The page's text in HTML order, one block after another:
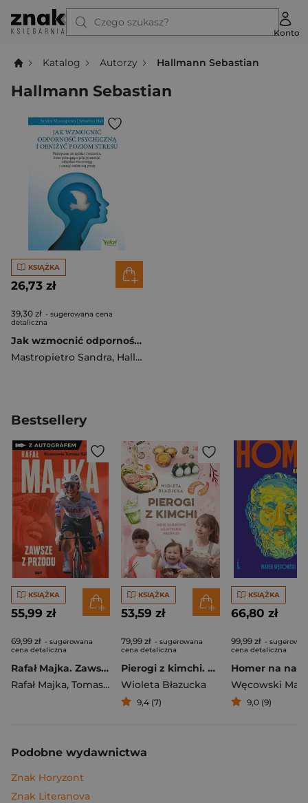
Czego szukasz?
Konto
Katalog Autorzy Hallmann Sebastian
Hallmann Sebastian
KSIĄŻKA
26,73 zł
39,30 zł - sugerowana cena
detaliczna
Jak wzmocnić odporność psychiczną i obniżyć poziom stresu.Praktyczne narzędzia i ćwiczenia, które pomagają wyciszyć emocje, odzyskać równowagę i usunąć codzienną presję
Mastropietro Sandra, Hallmann Sebastian
Bestsellery
KSIĄŻKA
55,99 zł
69,99 zł - sugerowana
cena detaliczna
Rafał Majka. Zawsze z przodu. Rozmawia Tomasz Kalemba - książka z autografem
Rafał Majka, Tomasz Kalemba
KSIĄŻKA
53,59 zł
79,99 zł - sugerowana
cena detaliczna
Pierogi z kimchi. Moje ulubione azjatyckie przepisy
Wioleta Błazucka
9,4 (7)
KSIĄŻKA
66,80 zł
99,99 zł -
cena detaliczna
Węcowski
9,0 (9)
Podobne wydawnictwa
Znak Horyzont
Znak Literanova